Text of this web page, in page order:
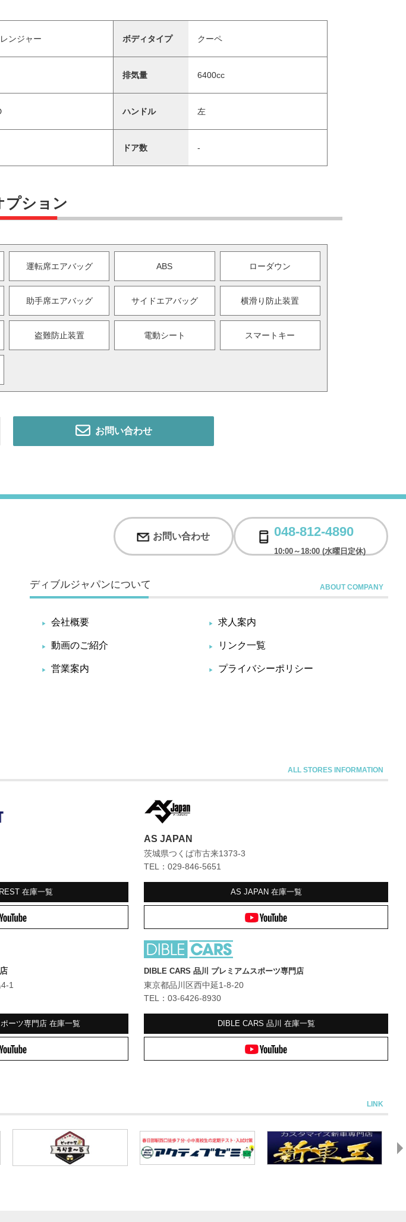
ンジャー ボディタイプ クーペ
排気量 6400cc
ハンドル 左
ドア数 -
プション
運転席エアバッグ ABS ローダウン
助手席エアバッグ サイドエアバッグ 横滑り防止装置
盗難防止装置 電動シート スマートキー
お問い合わせ
お問い合わせ 048-812-4890
10:00～18:00 (水曜日定休)
ディブルジャパンについて
会社概要 求人案内
動画のご紹介 リンク一覧
営業案内 プライバシーポリシー
在庫一覧
AS JAPAN
茨城県つくば市古来1373-3
TEL：029-846-5651
AS JAPAN 在庫一覧
1
ーツ専門店 在庫一覧
DIBLE CARS 品川 プレミアムスポーツ専門店
東京都品川区西中延1-8-20
TEL：03-6426-8930
DIBLE CARS 品川 在庫一覧